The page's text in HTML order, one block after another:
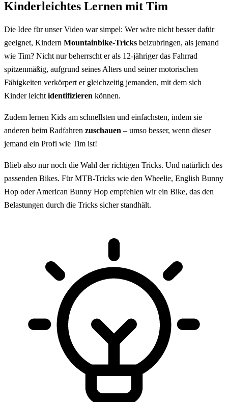
Kinderleichtes Lernen mit Tim
Die Idee für unser Video war simpel: Wer wäre nicht besser dafür
geeignet, Kindern Mountainbike-Tricks beizubringen, als jemand
wie Tim? Nicht nur beherrscht er als 12-jähriger das Fahrrad
spitzenmäßig, aufgrund seines Alters und seiner motorischen
Fähigkeiten verkörpert er gleichzeitig jemanden, mit dem sich
Kinder leicht identifizieren können.
Zudem lernen Kids am schnellsten und einfachsten, indem sie
anderen beim Radfahren zuschauen – umso besser, wenn dieser
jemand ein Profi wie Tim ist!
Blieb also nur noch die Wahl der richtigen Tricks. Und natürlich des
passenden Bikes. Für MTB-Tricks wie den Wheelie, English Bunny
Hop oder American Bunny Hop empfehlen wir ein Bike, das den
Belastungen durch die Tricks sicher standhält.